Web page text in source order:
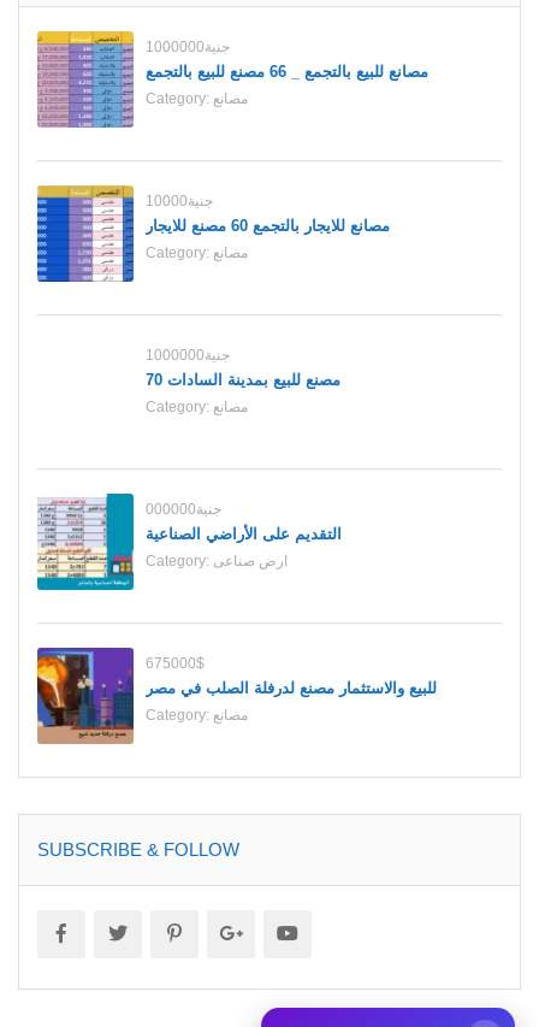
1000000جنية
مصانع للبيع بالتجمع _ 66 مصنع للبيع بالتجمع
Category: مصانع
10000جنية
مصانع للايجار بالتجمع 60 مصنع للايجار
Category: مصانع
1000000جنية
70 مصنع للبيع بمدينة السادات
Category: مصانع
000000جنية
التقديم على الأراضي الصناعية
Category: ارض صناعى
675000$
للبيع والاستثمار مصنع لدرفلة الصلب في مصر
Category: مصانع
SUBSCRIBE & FOLLOW